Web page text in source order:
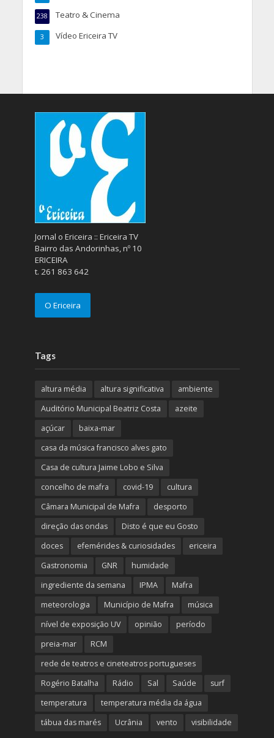
Teatro & Cinema
238
Vídeo Ericeira TV
3
Jornal o Ericeira :: Ericeira TV
Bairro das Andorinhas, nº 10
ERICEIRA
t. 261 863 642
O Ericeira
Tags
altura média altura significativa
ambiente
Auditório Municipal Beatriz Costa
azeite
açúcar
baixa-mar
casa da música francisco alves gato
Casa de cultura Jaime Lobo e Silva
concelho de mafra
covid-19
cultura
Câmara Municipal de Mafra
desporto
direção das ondas
Disto é que eu Gosto
doces
efemérides & curiosidades
ericeira
Gastronomia
GNR
humidade
ingrediente da semana
IPMA
Mafra
meteorologia
Município de Mafra
música
nível de exposição UV
opinião
período
preia-mar
RCM
rede de teatros e cineteatros portugueses
Rogério Batalha
Rádio Sal Saúde
surf
temperatura
temperatura média da água
tábua das marés
Ucrânia vento visibilidade